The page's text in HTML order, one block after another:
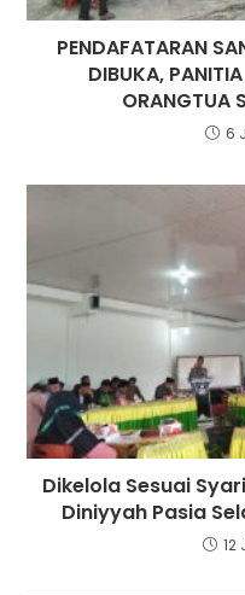
PENDAFATARAN
DIBUKA,
ORANGTUA
6
Dikelola Sesuai
Diniyyah Pasia
12